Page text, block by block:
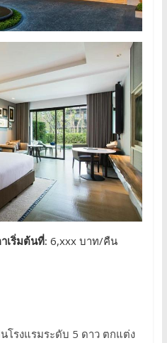
เริ่มต้นที่: 6,xxx บาท/คืน
โรงแรมระดับ 5 ดาว ตกแต่ง